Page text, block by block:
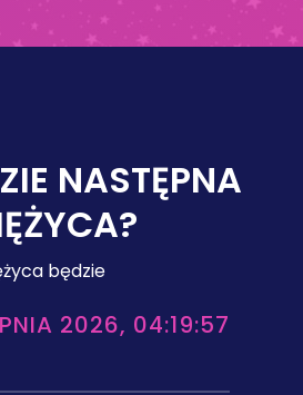
NASTĘPNA
będzie
2026, 04:19:57